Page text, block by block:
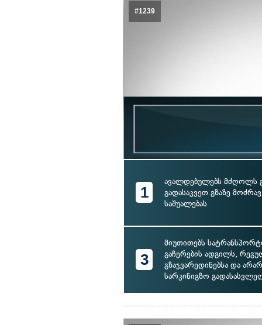
#1239
1
ავალდებულებს მძღოლს
გადასაკვეთ გზაზე
საშუალებას
3
მიუთითებს
გაჩერების ადგილს,
გზაჯვარედინებსა და
სარკინიგზო